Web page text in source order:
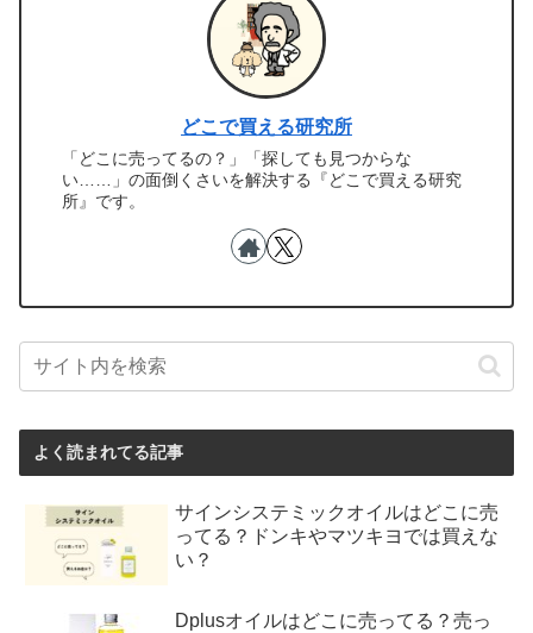
どこで買える研究所
「どこに売ってるの？」「探しても見つからな
い……」の面倒くさいを解決する『どこで買える研究
所』です。
よく読まれてる記事
サインシステミックオイルはどこに売
ってる？ドンキやマツキヨでは買えな
い？
Dplusオイルはどこに売ってる？売っ